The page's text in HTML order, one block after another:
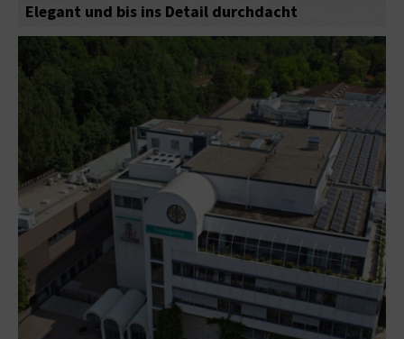
Elegant und bis ins Detail durchdacht